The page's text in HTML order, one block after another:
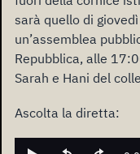
sarà quello di
un’assemblea
Repubblica, alle
Sarah e Hani del
Ascolta la diretta: